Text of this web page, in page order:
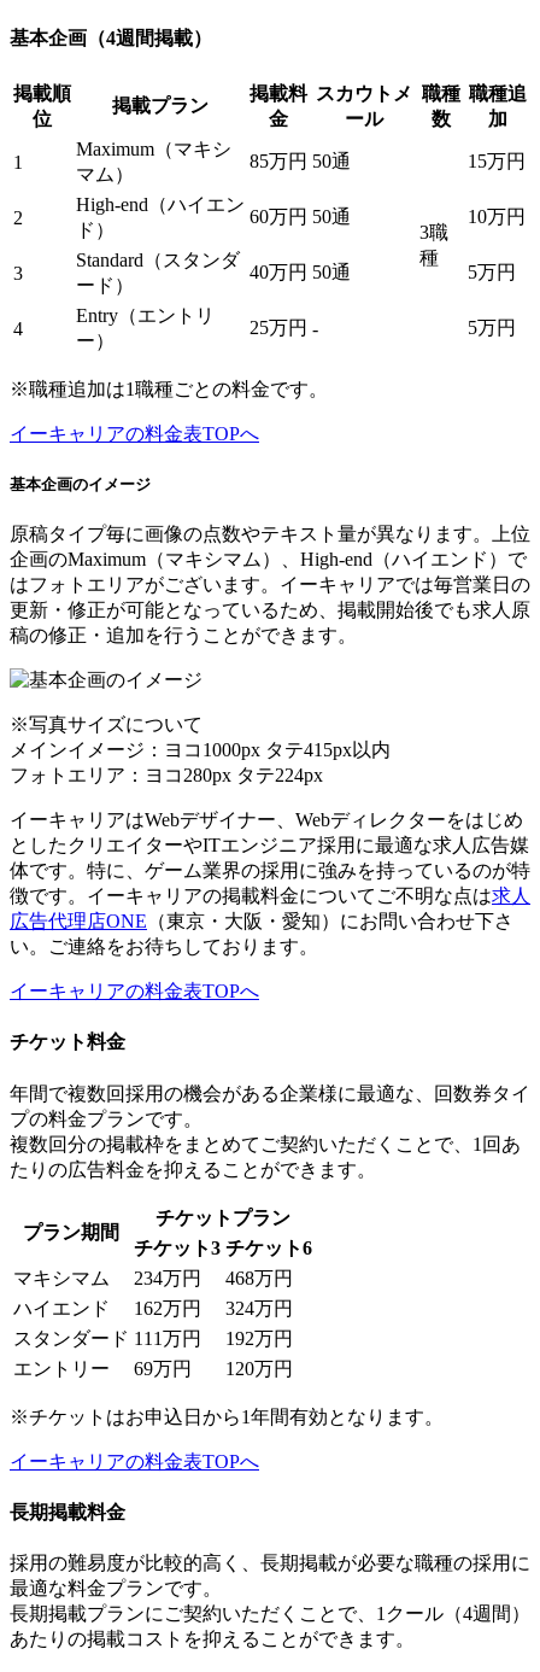
基本企画（4週間掲載）
掲載順
位
掲載プラン
掲載料
金
スカウトメ
ール
職種
数
職種追
加
1
Maximum（マキシ
マム）
85万円 50通
3職
種
15万円
2
High-end（ハイエン
ド）
60万円 50通 10万円
3
Standard（スタンダ
ード）
40万円 50通 5万円
4
Entry（エントリ
ー）
25万円 - 5万円
※職種追加は1職種ごとの料金です。
イーキャリアの料金表TOPへ
基本企画のイメージ
原稿タイプ毎に画像の点数やテキスト量が異なります。上位
企画のMaximum（マキシマム）、High-end（ハイエンド）で
はフォトエリアがございます。イーキャリアでは毎営業日の
更新・修正が可能となっているため、掲載開始後でも求人原
稿の修正・追加を行うことができます。
※写真サイズについて
メインイメージ：ヨコ1000px タテ415px以内
フォトエリア：ヨコ280px タテ224px
イーキャリアはWebデザイナー、Webディレクターをはじめ
としたクリエイターやITエンジニア採用に最適な求人広告媒
体です。特に、ゲーム業界の採用に強みを持っているのが特
徴です。イーキャリアの掲載料金についてご不明な点は求人
広告代理店ONE （東京・大阪・愛知）にお問い合わせ下さ
い。ご連絡をお待ちしております。
イーキャリアの料金表TOPへ
チケット料金
年間で複数回採用の機会がある企業様に最適な、回数券タイ
プの料金プランです。
複数回分の掲載枠をまとめてご契約いただくことで、1回あ
たりの広告料金を抑えることができます。
プラン期間
チケットプラン
チケット3 チケット6
マキシマム
234万円
468万円
ハイエンド
162万円
324万円
スタンダード 111万円
192万円
エントリー
69万円 120万円
※チケットはお申込日から1年間有効となります。
イーキャリアの料金表TOPへ
長期掲載料金
採用の難易度が比較的高く、長期掲載が必要な職種の採用に
最適な料金プランです。
長期掲載プランにご契約いただくことで、1クール（4週間）
あたりの掲載コストを抑えることができます。